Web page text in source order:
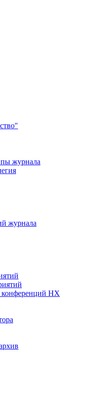
журнала
журнала
конференций НХ